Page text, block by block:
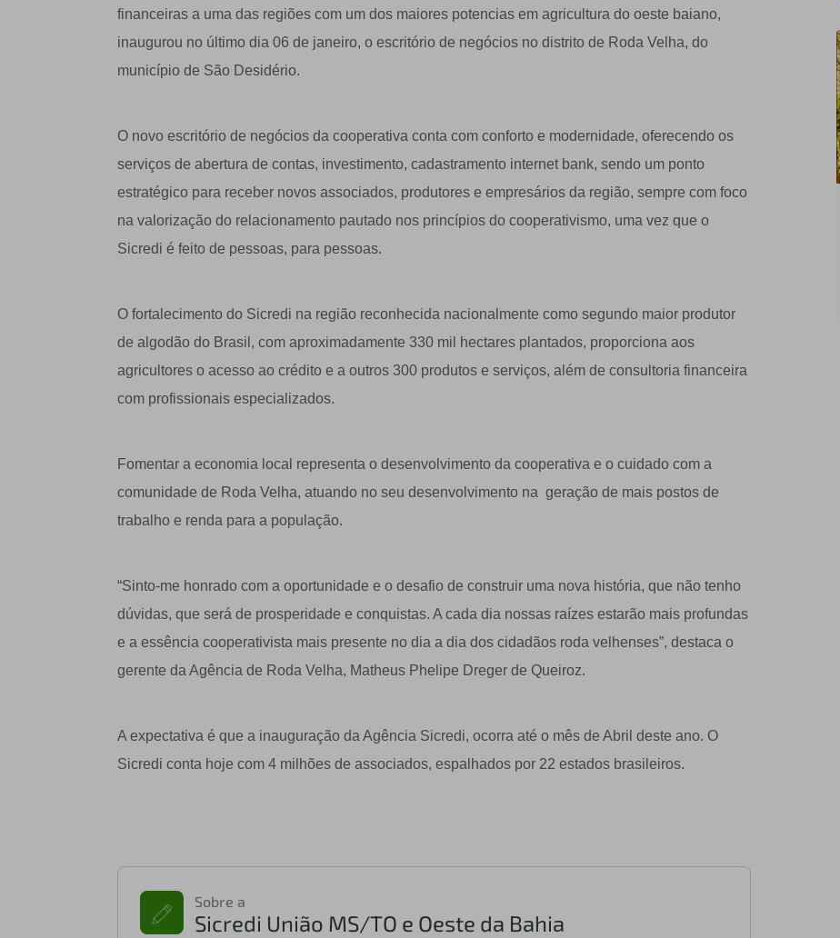
financeiras a uma das regiões com um dos maiores potencias em agricultura do oeste baiano,
inaugurou no último dia 06 de janeiro, o escritório de negócios no distrito de Roda Velha, do
município de São Desidério.
O novo escritório de negócios da cooperativa conta com conforto e modernidade, oferecendo os
serviços de abertura de contas, investimento, cadastramento internet bank, sendo um ponto
estratégico para receber novos associados, produtores e empresários da região, sempre com foco
na valorização do relacionamento pautado nos princípios do cooperativismo, uma vez que o
Sicredi é feito de pessoas, para pessoas.
O fortalecimento do Sicredi na região reconhecida nacionalmente como segundo maior produtor
de algodão do Brasil, com aproximadamente 330 mil hectares plantados, proporciona aos
agricultores o acesso ao crédito e a outros 300 produtos e serviços, além de consultoria financeira
com profissionais especializados.
Fomentar a economia local representa o desenvolvimento da cooperativa e o cuidado com a
comunidade de Roda Velha, atuando no seu desenvolvimento na geração de mais postos de
trabalho e renda para a população.
“Sinto-me honrado com a oportunidade e o desafio de construir uma nova história, que não tenho
dúvidas, que será de prosperidade e conquistas. A cada dia nossas raízes estarão mais profundas
e a essência cooperativista mais presente no dia a dia dos cidadãos roda velhenses”, destaca o
gerente da Agência de Roda Velha, Matheus Phelipe Dreger de Queiroz.
A expectativa é que a inauguração da Agência Sicredi, ocorra até o mês de Abril deste ano. O
Sicredi conta hoje com 4 milhões de associados, espalhados por 22 estados brasileiros.
Sobre a
Sicredi União MS/TO e Oeste da Bahia